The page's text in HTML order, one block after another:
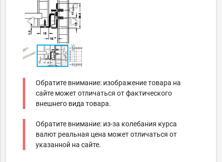
Обратите внимание: изображение товара на
сайте может отличаться от фактического
внешнего вида товара.
Обратите внимание: из-за колебания курса
валют реальная цена может отличаться от
указанной на сайте.